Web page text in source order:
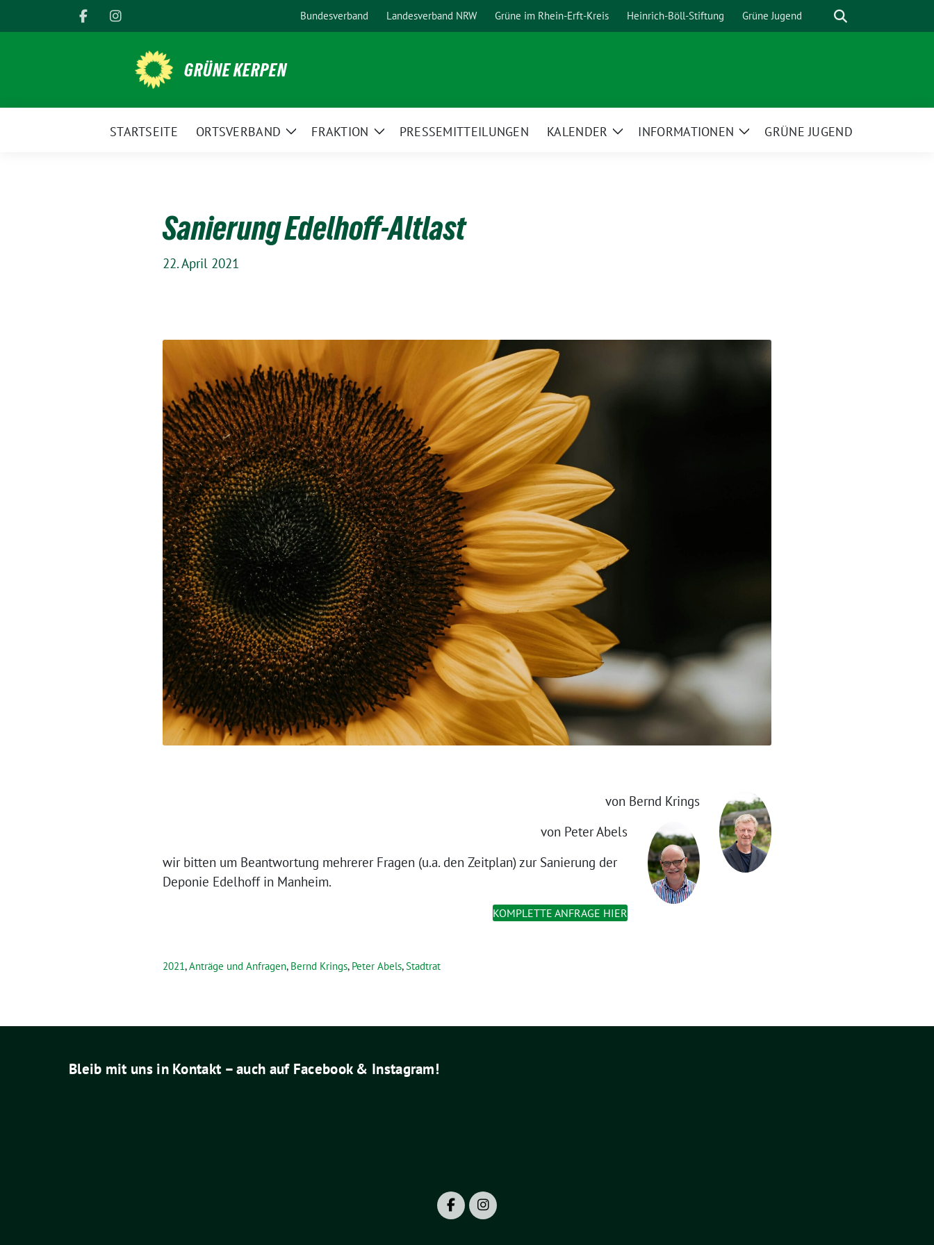
zum
Bundesverband Landesverband NRW Grüne im Rhein-Erft-Kreis Heinrich-Böll-Stiftung Grüne Jugend Suche
GRÜNE KERPEN
STARTSEITE ORTSVERBAND
ZeigeFRAKTION
ZeigePRESSEMITTEILUNGEN KALENDER
ZeigeINFORMATIONEN
ZeigeGRÜNE JUGEND
Sanierung Edelhoff-Altlast
22. April 2021
von Bernd Krings
von Peter Abels
wir bitten um Beantwortung mehrerer Fragen (u.a. den Zeitplan) zur Sanierung der
Deponie Edelhoff in Manheim.
KOMPLETTE ANFRAGE HIER
2021,Anträge und Anfragen, Bernd Krings, Peter Abels,Stadtrat
Bleib mit uns in Kontakt – auch auf Facebook & Instagram!